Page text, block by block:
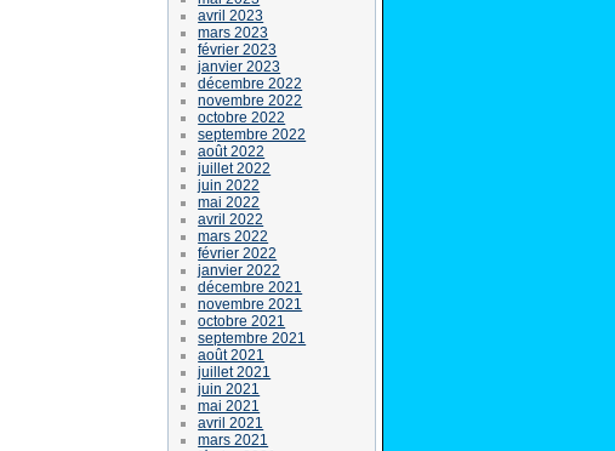
avril 2023
mars 2023
février 2023
janvier 2023
décembre 2022
novembre 2022
octobre 2022
septembre 2022
août 2022
juillet 2022
juin 2022
mai 2022
avril 2022
mars 2022
février 2022
janvier 2022
décembre 2021
novembre 2021
octobre 2021
septembre 2021
août 2021
juillet 2021
juin 2021
mai 2021
avril 2021
mars 2021